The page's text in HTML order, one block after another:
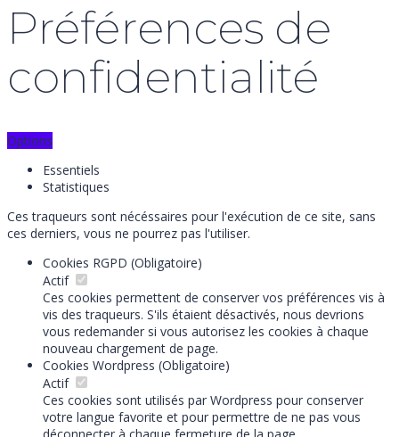
Préférences de
confidentialité
Options
Essentiels
Statistiques
Ces traqueurs sont nécéssaires pour l'exécution de ce site, sans
ces derniers, vous ne pourrez pas l'utiliser.
Cookies RGPD (Obligatoire)
Actif
Ces cookies permettent de conserver vos préférences vis à
vis des traqueurs. S'ils étaient désactivés, nous devrions
vous redemander si vous autorisez les cookies à chaque
nouveau chargement de page.
Cookies Wordpress (Obligatoire)
Actif
Ces cookies sont utilisés par Wordpress pour conserver
votre langue favorite et pour permettre de ne pas vous